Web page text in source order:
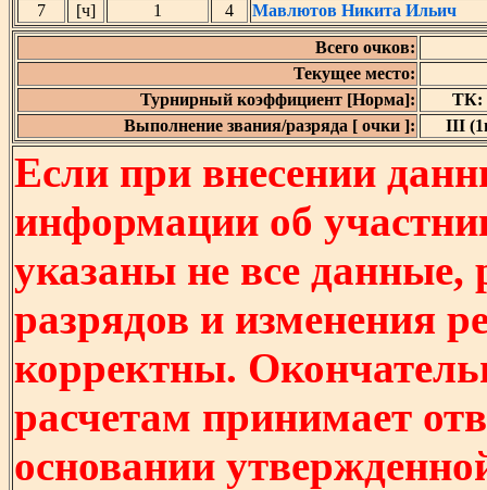
7
[ч] 1 4
Мавлютов Никита Ильич
Всего очков:
Текущее место:
Турнирный коэффициент [Норма]:
ТК:
Выполнение звания/разряда [ очки ]:
III
Если при внесении
информации об
указаны не все
разрядов и изменения
корректны.
расчетам принимает
основании